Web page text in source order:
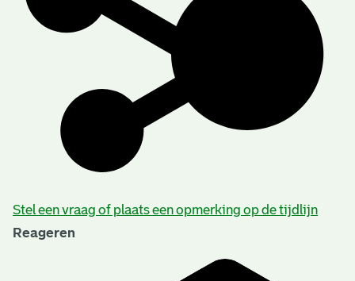
Stel een vraag of plaats een opmerking op de tijdlijn
Reageren